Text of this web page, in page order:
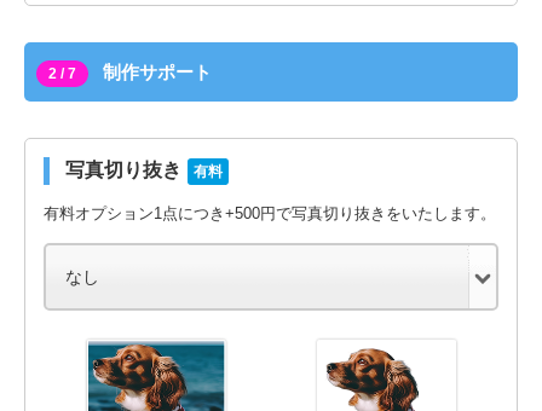
2 / 7 制作サポート
写真切り抜き 有料
有料オプション1点につき+500円で写真切り抜きをいたします。